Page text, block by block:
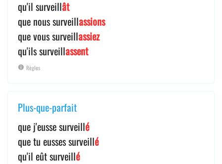
qu'il surveillât
que nous surveillassions
que vous surveillassiez
qu'ils surveillassent
Règles
Plus-que-parfait
que j'eusse surveillé
que tu eusses surveillé
qu'il eût surveillé